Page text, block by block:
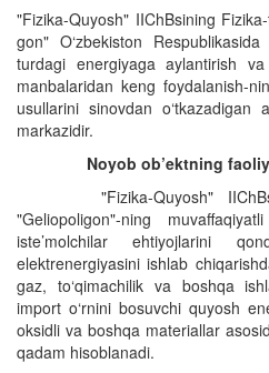
"Fizika-Quyosh" IIChBsining
gon" O‘zbekiston
turdagi energiyaga aylantirish
manbalaridan keng foydalanish-
usullarini sinovdan o‘tkazadigan
markazidir.
Noyob ob’ektning
"Fizika-Quyosh" IIChBsi
"Geliopoligon"-ning
iste’molchilar ehtiyojlarini
elektrenergiyasini ishlab
gaz, to‘qimachilik va boshqa
import o‘rnini bosuvchi quyosh
oksidli va boshqa materiallar
qadam hisoblanadi.